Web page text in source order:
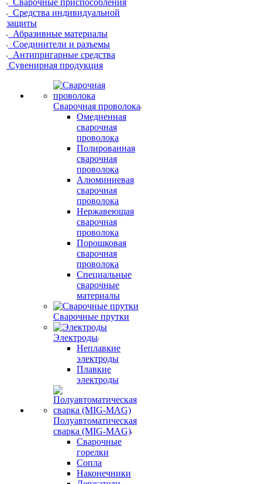
Сварочные приспособления
Средства индивидуальной
защиты
Абразивные материалы
Соединители и разъемы
Антипригарные средства
Сувенирная продукция
Сварочная проволока
Омедненная
сварочная
проволока
Полированная
сварочная
проволока
Алюминиевая
сварочная
проволока
Нержавеющая
сварочная
проволока
Порошковая
сварочная
проволока
Специальные
сварочные
материалы
Сварочные прутки
Электроды
Неплавкие
электроды
Плавкие
электроды
Полуавтоматическая
сварка (MIG-MAG)
Сварочные
горелки
Сопла
Наконечники